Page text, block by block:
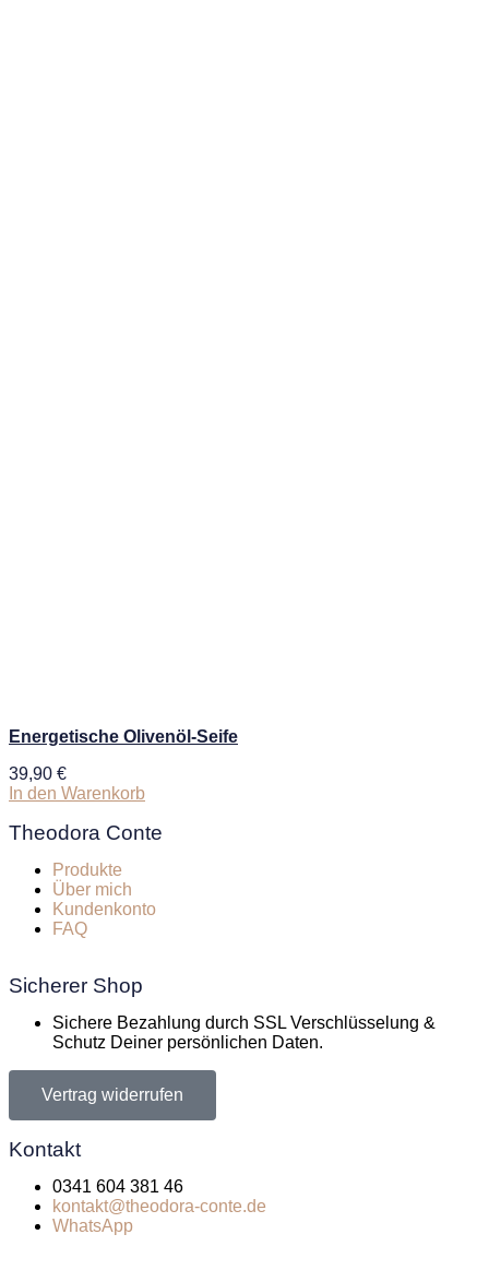
Energetische Olivenöl-Seife
39,90 €
In den Warenkorb
Theodora Conte
Produkte
Über mich
Kundenkonto
FAQ
Sicherer Shop
Sichere Bezahlung durch SSL Verschlüsselung &
Schutz Deiner persönlichen Daten.
Vertrag widerrufen
Kontakt
0341 604 381 46
kontakt@theodora-conte.de
WhatsApp